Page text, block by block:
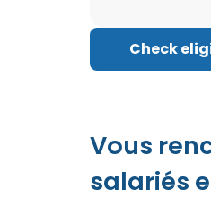
Check
Vous
salariés